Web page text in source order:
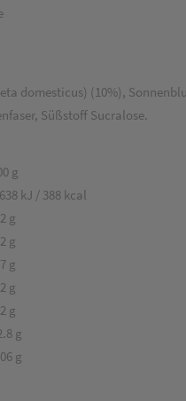
domesticus) (10%),
Süßstoff Sucralose.
g
kJ / 388 kcal
g
g
g
g
g
g
g